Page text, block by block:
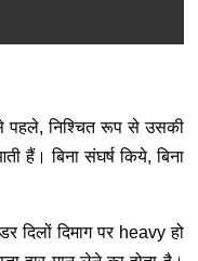
पहले, निश्चित रूप से उसकी
हैं। बिना संघर्ष किये, बिना
दिलों दिमाग पर heavy हो